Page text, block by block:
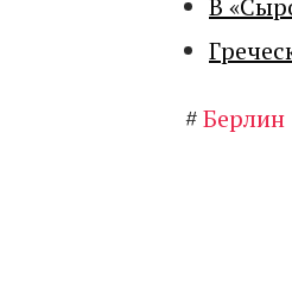
В
#Берлин